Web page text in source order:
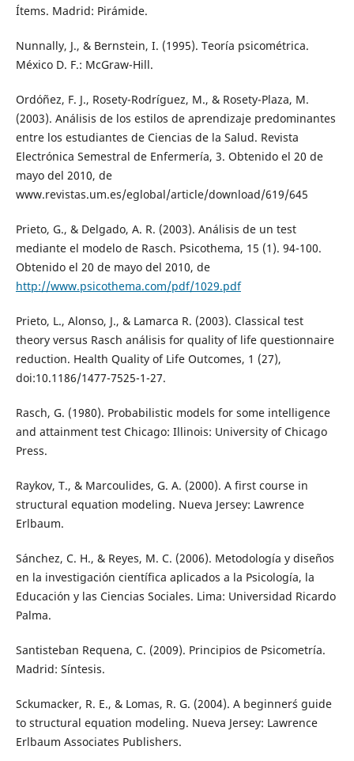
Ítems. Madrid: Pirámide.
Nunnally, J., & Bernstein, I. (1995). Teoría psicométrica.
México D. F.: McGraw-Hill.
Ordóñez, F. J., Rosety-Rodríguez, M., & Rosety-Plaza, M.
(2003). Análisis de los estilos de aprendizaje predominantes
entre los estudiantes de Ciencias de la Salud. Revista
Electrónica Semestral de Enfermería, 3. Obtenido el 20 de
mayo del 2010, de
www.revistas.um.es/eglobal/article/download/619/645
Prieto, G., & Delgado, A. R. (2003). Análisis de un test
mediante el modelo de Rasch. Psicothema, 15 (1). 94-100.
Obtenido el 20 de mayo del 2010, de
http://www.psicothema.com/pdf/1029.pdf
Prieto, L., Alonso, J., & Lamarca R. (2003). Classical test
theory versus Rasch análisis for quality of life questionnaire
reduction. Health Quality of Life Outcomes, 1 (27),
doi:10.1186/1477-7525-1-27.
Rasch, G. (1980). Probabilistic models for some intelligence
and attainment test Chicago: Illinois: University of Chicago
Press.
Raykov, T., & Marcoulides, G. A. (2000). A first course in
structural equation modeling. Nueva Jersey: Lawrence
Erlbaum.
Sánchez, C. H., & Reyes, M. C. (2006). Metodología y diseños
en la investigación científica aplicados a la Psicología, la
Educación y las Ciencias Sociales. Lima: Universidad Ricardo
Palma.
Santisteban Requena, C. (2009). Principios de Psicometría.
Madrid: Síntesis.
Sckumacker, R. E., & Lomas, R. G. (2004). A beginner´s guide
to structural equation modeling. Nueva Jersey: Lawrence
Erlbaum Associates Publishers.